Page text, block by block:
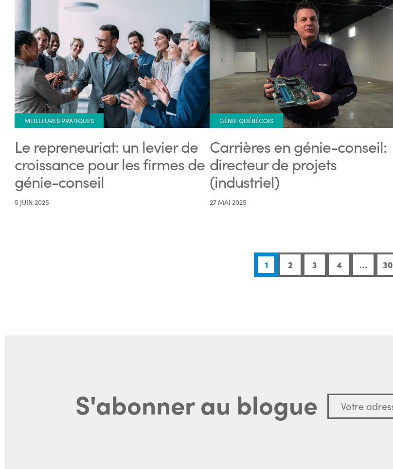
MEILLEURES PRATIQUES
Le repreneuriat: un levier de
croissance pour les firmes de
génie-conseil
5 JUIN 2025
GÉNIE QUÉBÉCOIS
Carrières en génie-conseil:
directeur de projets
(industriel)
27 MAI 2025
1 2 3 4 … 30
S'abonner au blogue